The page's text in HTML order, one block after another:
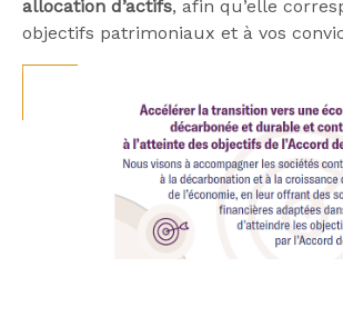
allocation d’actifs, afin qu’elle
objectifs patrimoniaux et à vos